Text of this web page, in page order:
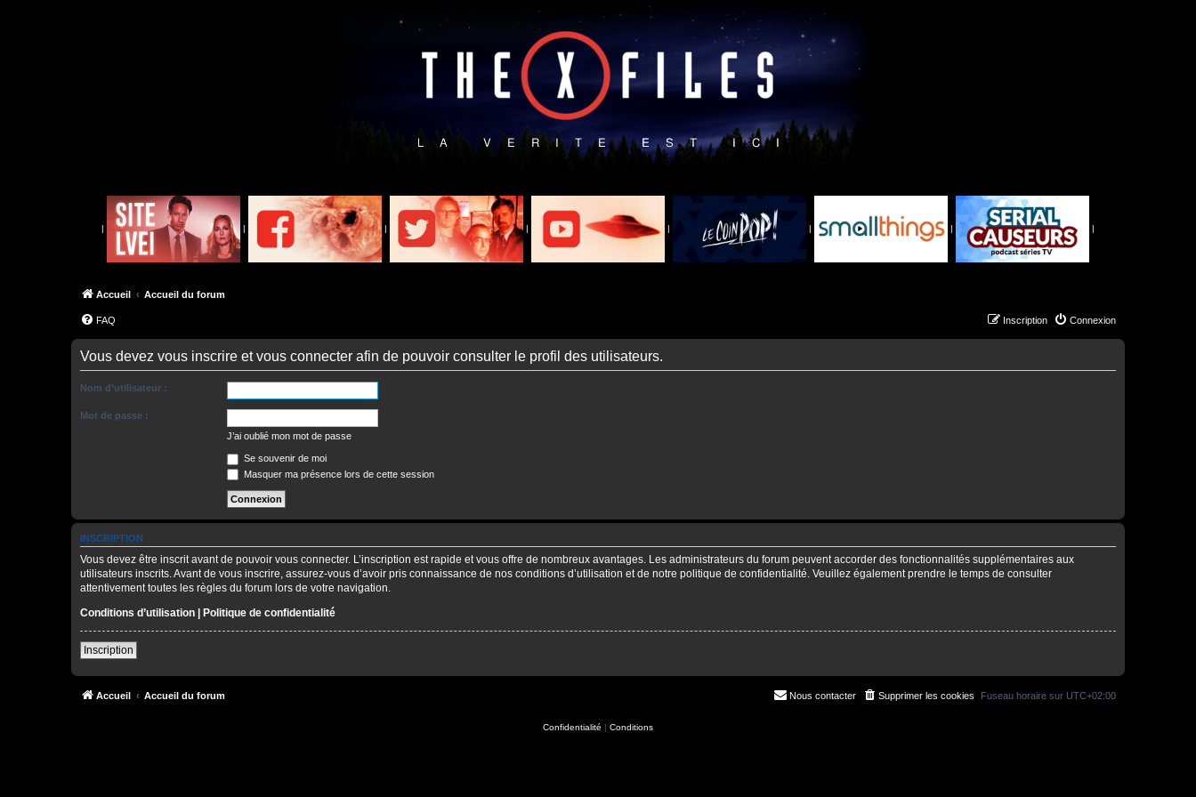
| | | | | | | |
Accueil Accueil du forum
FAQ Connexion
Inscription
Vous devez vous inscrire et vous connecter afin de pouvoir consulter le profil des utilisateurs.
Nom d’utilisateur :
Mot de passe :
J’ai oublié mon mot de passe
Se souvenir de moi
Masquer ma présence lors de cette session
INSCRIPTION
Vous devez être inscrit avant de pouvoir vous connecter. L’inscription est rapide et vous offre de nombreux avantages. Les administrateurs du forum peuvent accorder des fonctionnalités supplémentaires aux
utilisateurs inscrits. Avant de vous inscrire, assurez-vous d’avoir pris connaissance de nos conditions d’utilisation et de notre politique de confidentialité. Veuillez également prendre le temps de consulter
attentivement toutes les règles du forum lors de votre navigation.
Conditions d’utilisation | Politique de confidentialité
Inscription
Accueil Accueil du forum Fuseau horaire sur UTC+02:00
Supprimer les cookies
Nous contacter
Confidentialité | Conditions